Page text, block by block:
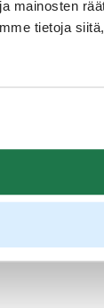
mainosten
tietoja